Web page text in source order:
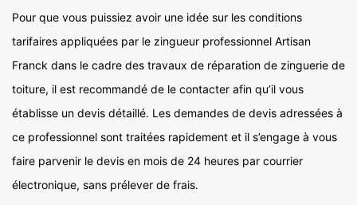
Pour que vous puissiez avoir une idée sur les conditions
tarifaires appliquées par le zingueur professionnel Artisan
Franck dans le cadre des travaux de réparation de zinguerie de
toiture, il est recommandé de le contacter afin qu’il vous
établisse un devis détaillé. Les demandes de devis adressées à
ce professionnel sont traitées rapidement et il s’engage à vous
faire parvenir le devis en mois de 24 heures par courrier
électronique, sans prélever de frais.